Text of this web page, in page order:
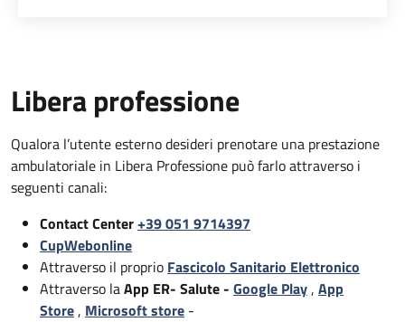
Libera professione
Qualora l’utente esterno desideri prenotare una prestazione
ambulatoriale in Libera Professione può farlo attraverso i
seguenti canali:
Contact Center+39 051 9714397
CupWebonline
Attraverso il proprio Fascicolo Sanitario Elettronico
Attraverso laApp ER- Salute - Google Play, App
Store, Microsoft store -